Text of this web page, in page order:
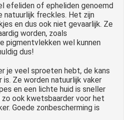
efeliden of epheliden genoemd
natuurlijk freckles. Het zijn
en dus ook niet gevaarlijk. Ze
worden, zoals
pigmentvlekken wel kunnen
dus!
je veel sproeten hebt, de kans
Ze worden natuurlijk vaker
en een lichte huid is sneller
zo ook kwetsbaarder voor het
Goede zonbescherming is